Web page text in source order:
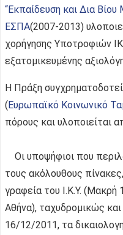
“Εκπαίδευση και Δια Βίου
ΕΣΠΑ(2007-2013)
χορήγησης Υποτροφιών
εξατομικευμένης
Η Πράξη
(Ευρωπαϊκό Κοινωνικό
πόρους και υλοποιείται
Οι υποψήφιοι που
τους ακόλουθους
γραφεία του Ι.Κ.Υ. (Μακρή
Αθήνα), ταχυδρομικώς
16/12/2011, τα